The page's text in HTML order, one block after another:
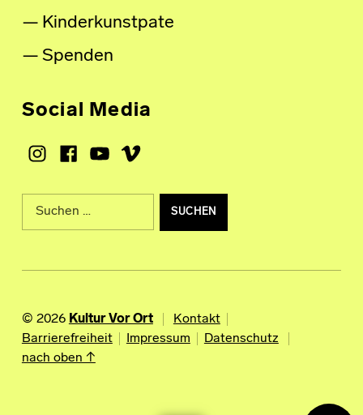
Kinderkunstpate
Spenden
Social Media
Instagram
Facebook
Youtube
Vimeo
Suche nach:
© 2026 Kultur Vor Ort
Kontakt
Barrierefreiheit
Impressum
Datenschutz
nach oben ↑